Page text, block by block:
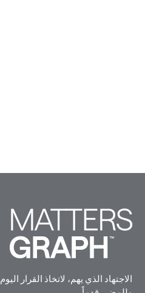
الاجتهاد الذي يهم، لاتخاذ القرار اليوم